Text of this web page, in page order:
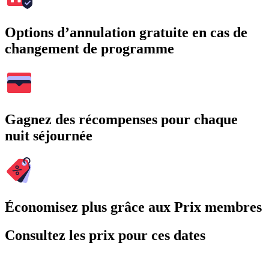
Options d’annulation gratuite en cas de
changement de programme
Gagnez des récompenses pour chaque
nuit séjournée
Économisez plus grâce aux Prix membres
Consultez les prix pour ces dates